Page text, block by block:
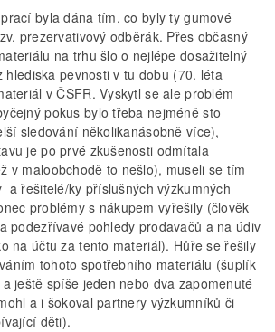
byla dána tím, co byly ty gumové
prezervativový odběrák. Přes občasný
na trhu šlo o nejlépe dosažitelný
hlediska pevnosti v tu dobu (70. léta
v ČSFR. Vyskytl se ale problém
pokus bylo třeba nejméně sto
sledování několikanásobně více),
je po prvé zkušenosti odmítala
v maloobchodě to nešlo), museli se tím
a řešitelé/ky příslušných výzkumných
problémy s nákupem vyřešily (člověk
podezřívavé pohledy prodavačů a na údiv
na účtu za tento materiál). Hůře se řešily
tohoto spotřebního materiálu (šuplík
ještě spíše jeden nebo dva zapomenuté
a i šokoval partnery výzkumníků či
děti).